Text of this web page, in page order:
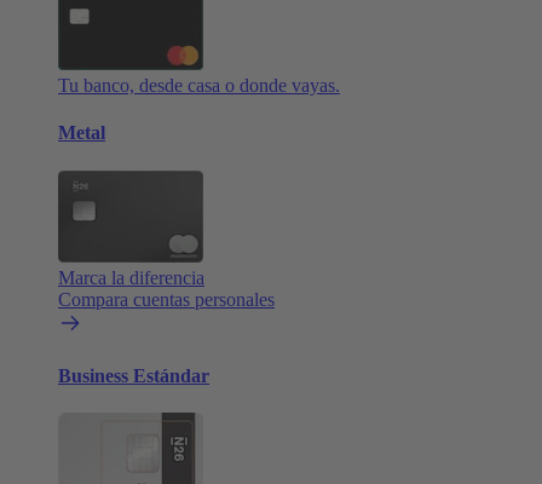
Tu banco, desde casa o donde vayas.
Metal
Marca la diferencia
Compara cuentas personales
Business Estándar